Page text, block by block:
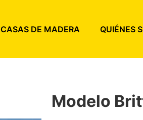
CASAS DE MADERA QUIÉNES
Modelo